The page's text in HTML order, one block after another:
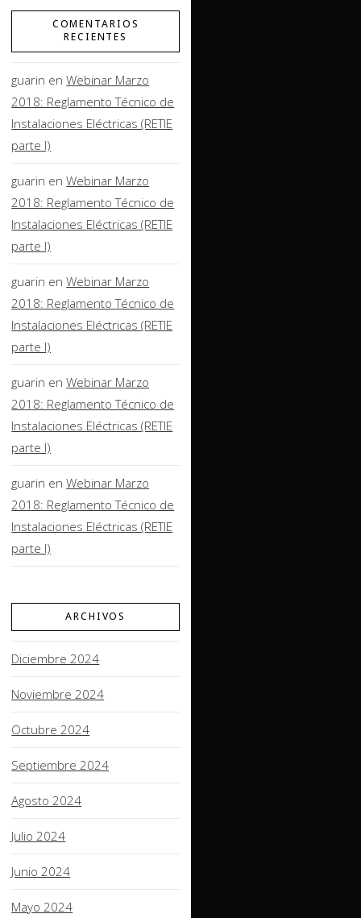
COMENTARIOS
RECIENTES
guarin enWebinar Marzo
2018: Reglamento Técnico de
Instalaciones Eléctricas (RETIE
parte I)
guarin enWebinar Marzo
2018: Reglamento Técnico de
Instalaciones Eléctricas (RETIE
parte I)
guarin enWebinar Marzo
2018: Reglamento Técnico de
Instalaciones Eléctricas (RETIE
parte I)
guarin enWebinar Marzo
2018: Reglamento Técnico de
Instalaciones Eléctricas (RETIE
parte I)
guarin enWebinar Marzo
2018: Reglamento Técnico de
Instalaciones Eléctricas (RETIE
parte I)
ARCHIVOS
Diciembre 2024
Noviembre 2024
Octubre 2024
Septiembre 2024
Agosto 2024
Julio 2024
Junio 2024
Mayo 2024